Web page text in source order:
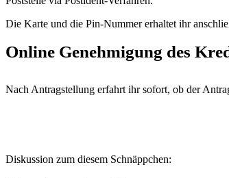
Die Karte und die Pin-Nummer erhaltet ihr
Online Genehmigung des
Nach Antragstellung erfahrt ihr sofort, ob der
Diskussion zum diesem Schnäppchen: